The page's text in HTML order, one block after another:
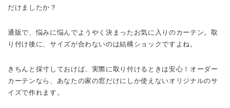
だけましたか？
通販で、悩みに悩んでようやく決まったお気に入りのカーテン。取
り付け後に、サイズが合わないのは結構ショックですよね。
きちんと採寸しておけば、実際に取り付けるときは安心！オーダー
カーテンなら、あなたの家の窓だけにしか使えないオリジナルのサ
イズで作れます。